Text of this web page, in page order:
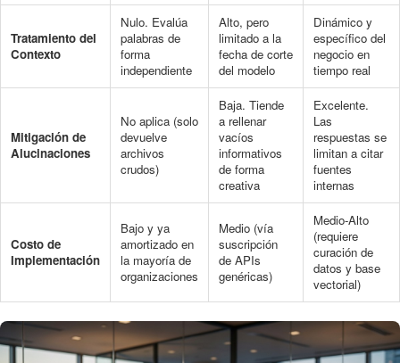
Tratamiento del
Contexto
Nulo. Evalúa
palabras de
forma
independiente
Alto, pero
limitado a la
fecha de corte
del modelo
Dinámico y
específico del
negocio en
tiempo real
Mitigación de
Alucinaciones
No aplica (solo
devuelve
archivos
crudos)
Baja. Tiende
a rellenar
vacíos
informativos
de forma
creativa
Excelente.
Las
respuestas se
limitan a citar
fuentes
internas
Costo de
Implementación
Bajo y ya
amortizado en
la mayoría de
organizaciones
Medio (vía
suscripción
de APIs
genéricas)
Medio-Alto
(requiere
curación de
datos y base
vectorial)